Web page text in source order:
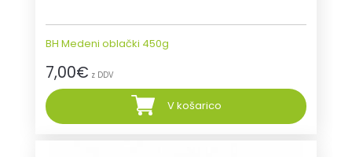
BH Medeni oblački 450g
7,00€ z DDV
V košarico